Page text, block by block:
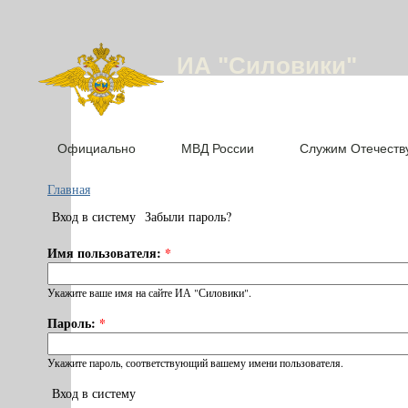
ИА "Силовики"
Официально МВД России Служим
Главная
Вход в систему Забыли пароль?
Имя пользователя: *
Укажите ваше имя на сайте ИА "Силовики".
Пароль: *
Укажите пароль, соответствующий вашему имени пользователя.
Вход в систему